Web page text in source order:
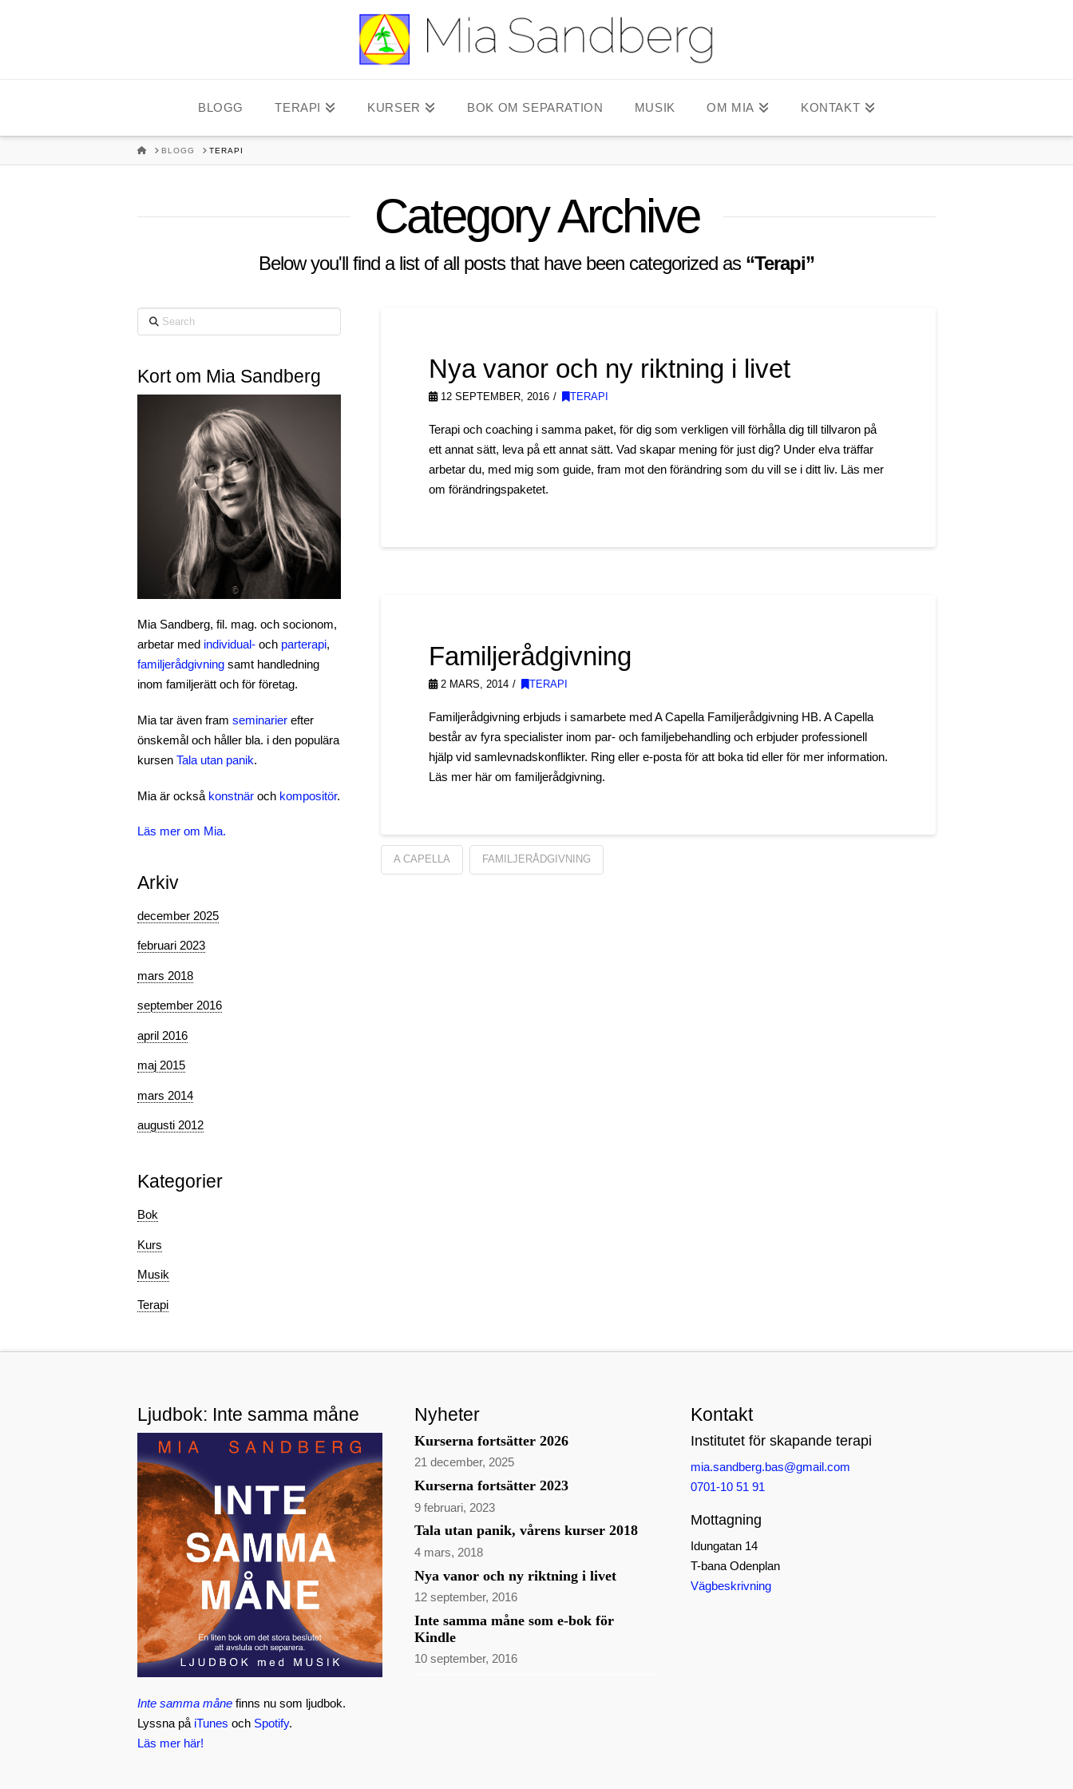
BLOGG TERAPI KURSER BOK OM SEPARATION MUSIK OM MIA KONTAKT
HOMEBLOGG TERAPI
Category Archive
Below you'll find a list of all posts that have been categorized as “Terapi”
Nya vanor och ny riktning i livet
12 SEPTEMBER, 2016 TERAPI
Terapi och coaching i samma paket, för dig som verkligen vill förhålla dig till tillvaron på
ett annat sätt, leva på ett annat sätt. Vad skapar mening för just dig? Under elva träffar
arbetar du, med mig som guide, fram mot den förändring som du vill se i ditt liv. Läs mer
om förändringspaketet.
Familjerådgivning
2 MARS, 2014 TERAPI
Familjerådgivning erbjuds i samarbete med A Capella Familjerådgivning HB. A Capella
består av fyra specialister inom par- och familjebehandling och erbjuder professionell
hjälp vid samlevnadskonflikter. Ring eller e-posta för att boka tid eller för mer information.
Läs mer här om familjerådgivning.
A CAPELLA FAMILJERÅDGIVNING
Search
Kort om Mia Sandberg
Mia Sandberg, fil. mag. och socionom,
arbetar med individual- och parterapi,
familjerådgivning samt handledning
inom familjerätt och för företag.
Mia tar även fram seminarier efter
önskemål och håller bla. i den populära
kursen Tala utan panik.
Mia är också konstnär och kompositör.
Läs mer om Mia.
Arkiv
december 2025
februari 2023
mars 2018
september 2016
april 2016
maj 2015
mars 2014
augusti 2012
Kategorier
Bok
Kurs
Musik
Terapi
Ljudbok: Inte samma måne
Inte samma måne finns nu som ljudbok.
Lyssna på iTunes och Spotify.
Läs mer här!
Nyheter
Kurserna fortsätter 2026
21 december, 2025
Kurserna fortsätter 2023
9 februari, 2023
Tala utan panik, vårens kurser 2018
4 mars, 2018
Nya vanor och ny riktning i livet
12 september, 2016
Inte samma måne som e-bok för
Kindle
10 september, 2016
Kontakt
Institutet för skapande terapi
mia.sandberg.bas@gmail.com
0701-10 51 91
Mottagning
Idungatan 14
T-bana Odenplan
Vägbeskrivning